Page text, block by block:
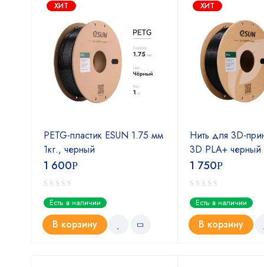
ХИТ
PETG-пластик ESUN 1.75 мм
1кг., черный
1 600Р
Есть в наличии
В корзину
ХИТ
Нить для 3D-
3D PLA+
1 750Р
Есть в наличии
В корзину